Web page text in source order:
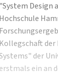
"System Design
Hochschule
Kollegschaft der
der
erstmals ein an